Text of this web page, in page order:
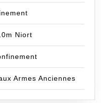
Niort
Armes Anciennes